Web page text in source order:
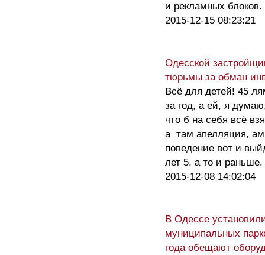
и рекламных
2015-12-15 08:23:21
Одесской
тюрьмы за обман
Всё для детей! 45
за год, а ей, я
что б на себя всё
а там апелляция,
поведение вот и
лет 5, а то и
2015-12-08 14:02:04
В Одессе
муниципальных
года обещают